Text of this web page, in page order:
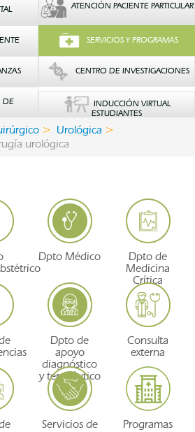
ATENCIÓN PACIENTE PARTICULAR
SERVICIOS Y PROGRAMAS
CENTRO DE INVESTIGACIONES
DE
INDUCCIÓN VIRTUAL
ESTUDIANTES
Urológica
urológica
Dpto Médico
Dpto de
Medicina
Crítica
Dpto de
apoyo
diagnóstico
y terapéutico
Consulta
externa
Servicios de
Programas